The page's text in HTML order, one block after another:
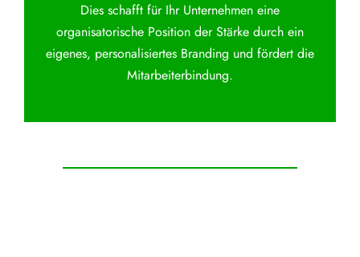
Dies schafft für Ihr Unternehmen eine
organisatorische Position der Stärke durch ein
eigenes, personalisiertes Branding und fördert die
Mitarbeiterbindung.